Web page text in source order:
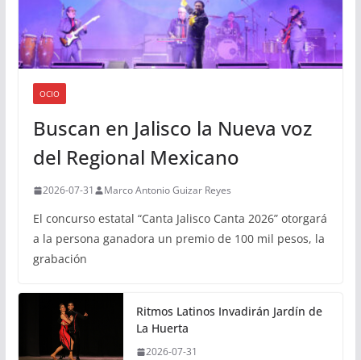
OCIO
Buscan en Jalisco la Nueva voz
del Regional Mexicano
2026-07-31 Marco Antonio Guizar Reyes
El concurso estatal “Canta Jalisco Canta 2026” otorgará
a la persona ganadora un premio de 100 mil pesos, la
grabación
Ritmos Latinos Invadirán Jardín de
La Huerta
2026-07-31